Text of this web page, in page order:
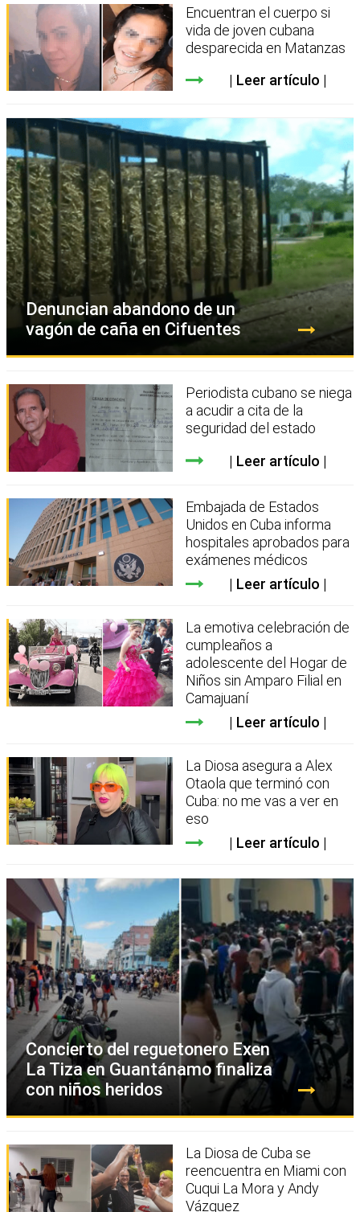
Encuentran el cuerpo si
vida de joven cubana
desparecida en Matanzas
Leer artículo
Denuncian abandono de un
vagón de caña en Cifuentes
Periodista cubano se niega
a acudir a cita de la
seguridad del estado
Leer artículo
Embajada de Estados
Unidos en Cuba informa
hospitales aprobados para
exámenes médicos
Leer artículo
La emotiva celebración de
cumpleaños a
adolescente del Hogar de
Niños sin Amparo Filial en
Camajuaní
Leer artículo
La Diosa asegura a Alex
Otaola que terminó con
Cuba: no me vas a ver en
eso
Leer artículo
Concierto del reguetonero Exen
La Tiza en Guantánamo finaliza
con niños heridos
La Diosa de Cuba se
reencuentra en Miami con
Cuqui La Mora y Andy
Vázquez